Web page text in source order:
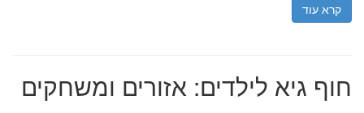
קרא עוד
חוף גיא לילדים: אזורים ומשחקים